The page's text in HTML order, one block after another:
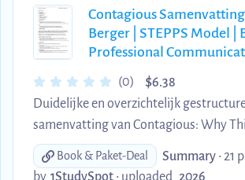
Contagious Samenvatting
Berger | STEPPS Model |
Professional
(0) $6.38
Duidelijke en overzichtelijk
samenvatting van Contagious: Why
On van Jonah Berger, gebruikt voor het
Professional Communication 2. *Let op:
Book & Paket-Deal Summary • 21
by 1StudySpot • uploaded 2026